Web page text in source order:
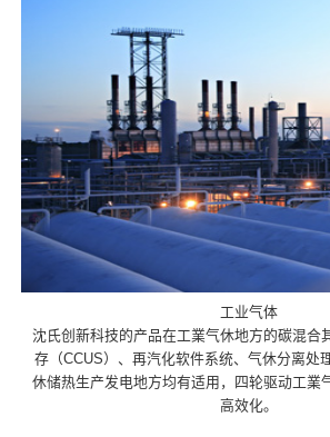
工业气体
沈氏创新科技的产品在工業气休地方的碳混合
存（CCUS）、再汽化软件系统、气休分离处
休储热生产发电地方均有适用，四轮驱动工業
高效化。